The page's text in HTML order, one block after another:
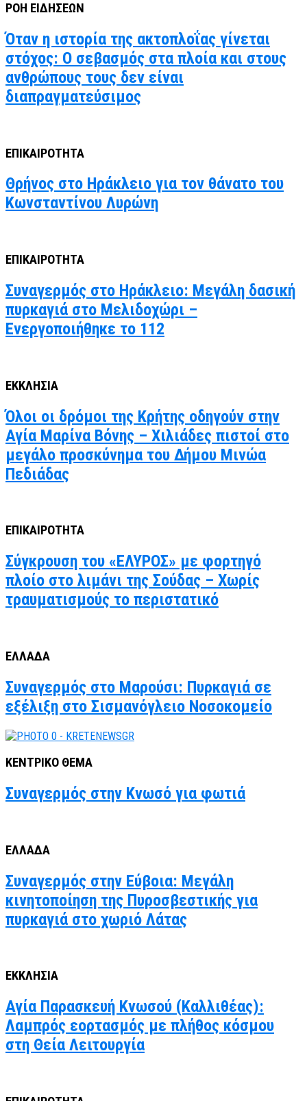
ΡΟΗ ΕΙΔΗΣΕΩΝ
Όταν η ιστορία της ακτοπλοΐας γίνεται
στόχος: Ο σεβασμός στα πλοία και στους
ανθρώπους τους δεν είναι
διαπραγματεύσιμος
ΕΠΙΚΑΙΡΟΤΗΤΑ
Θρήνος στο Ηράκλειο για τον θάνατο του
Κωνσταντίνου Λυρώνη
ΕΠΙΚΑΙΡΟΤΗΤΑ
Συναγερμός στο Ηράκλειο: Μεγάλη δασική
πυρκαγιά στο Μελιδοχώρι –
Ενεργοποιήθηκε το 112
ΕΚΚΛΗΣΙΑ
Όλοι οι δρόμοι της Κρήτης οδηγούν στην
Αγία Μαρίνα Βόνης – Χιλιάδες πιστοί στο
μεγάλο προσκύνημα του Δήμου Μινώα
Πεδιάδας
ΕΠΙΚΑΙΡΟΤΗΤΑ
Σύγκρουση του «ΕΛΥΡΟΣ» με φορτηγό
πλοίο στο λιμάνι της Σούδας – Χωρίς
τραυματισμούς το περιστατικό
ΕΛΛΑΔΑ
Συναγερμός στο Μαρούσι: Πυρκαγιά σε
εξέλιξη στο Σισμανόγλειο Νοσοκομείο
ΚΕΝΤΡΙΚΟ ΘΕΜΑ
Συναγερμός στην Κνωσό για φωτιά
ΕΛΛΑΔΑ
Συναγερμός στην Εύβοια: Μεγάλη
κινητοποίηση της Πυροσβεστικής για
πυρκαγιά στο χωριό Λάτας
ΕΚΚΛΗΣΙΑ
Αγία Παρασκευή Κνωσού (Καλλιθέας):
Λαμπρός εορτασμός με πλήθος κόσμου
στη Θεία Λειτουργία